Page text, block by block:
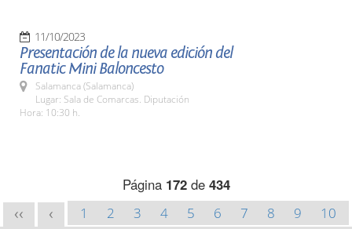
11/10/2023
Presentación de la nueva edición del
Fanatic Mini Baloncesto
Salamanca (Salamanca)
Lugar: Sala de Comarcas. Diputación
Hora: 10:30 h.
Página 172de 434
<< < 1 2 3 4 5 6 7 8 9
10